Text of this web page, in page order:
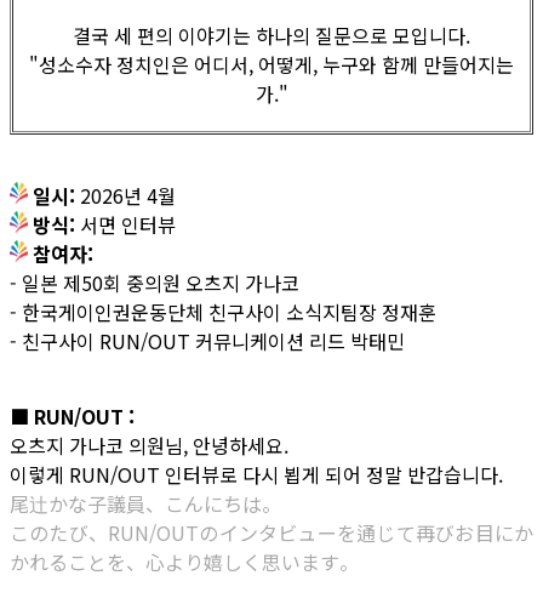
결국 세 편의 이야기는 하나의 질문으로 모입니다.
"성소수자 정치인은 어디서, 어떻게, 누구와 함께 만들어지는
가."
일시: 2026년 4월
방식: 서면 인터뷰
참여자:
- 일본 제50회 중의원 오츠지 가나코
- 한국게이인권운동단체 친구사이 소식지팀장 정재훈
- 친구사이 RUN/OUT 커뮤니케이션 리드 박태민
■ RUN/OUT :
오츠지 가나코 의원님, 안녕하세요.
이렇게 RUN/OUT 인터뷰로 다시 뵙게 되어 정말 반갑습니다.
尾辻かな子議員、こんにちは。
このたび、RUN/OUTのインタビューを通じて再びお目にか
かれることを、心より嬉しく思います。